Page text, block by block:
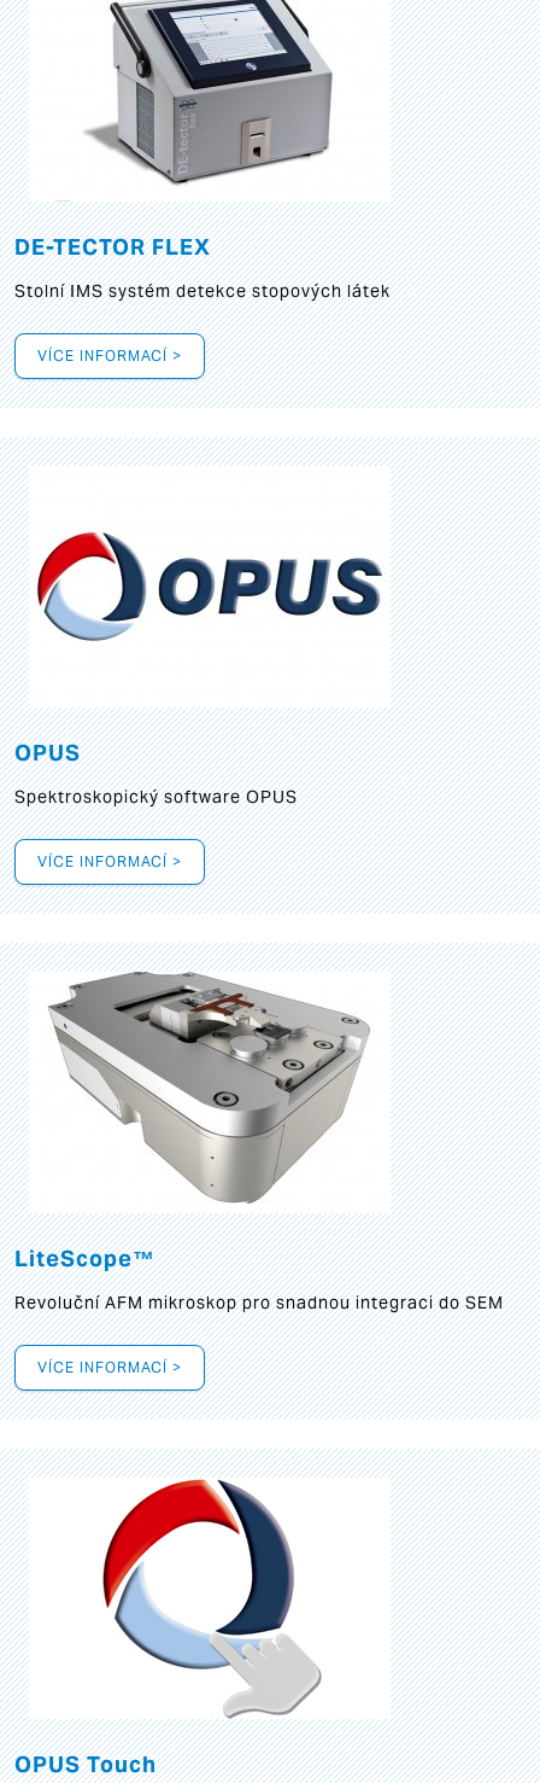
DE-TECTOR FLEX
Stolní IMS systém detekce stopových látek
VÍCE INFORMACÍ >
OPUS
Spektroskopický software OPUS
VÍCE INFORMACÍ >
LiteScope™
Revoluční AFM mikroskop pro snadnou integraci do SEM
VÍCE INFORMACÍ >
OPUS Touch